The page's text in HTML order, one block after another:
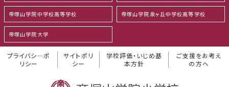
帝塚山学院中学校高等学校 帝塚山学院泉ヶ丘中学校高等学校
帝塚山学院大学
プライバシ―ポ
リシー
サイトポリ
シー
学校評価・いじめ基
本方針
ご支援をお考え
の方へ